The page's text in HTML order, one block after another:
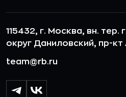
115432, г. Москва, вн. тер.
округ Даниловский, пр-кт
team@rb.ru